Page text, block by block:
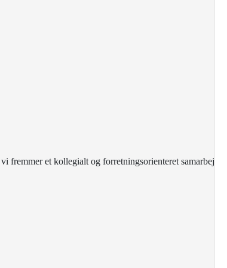
et kollegialt og forretningsorienteret samarbejde